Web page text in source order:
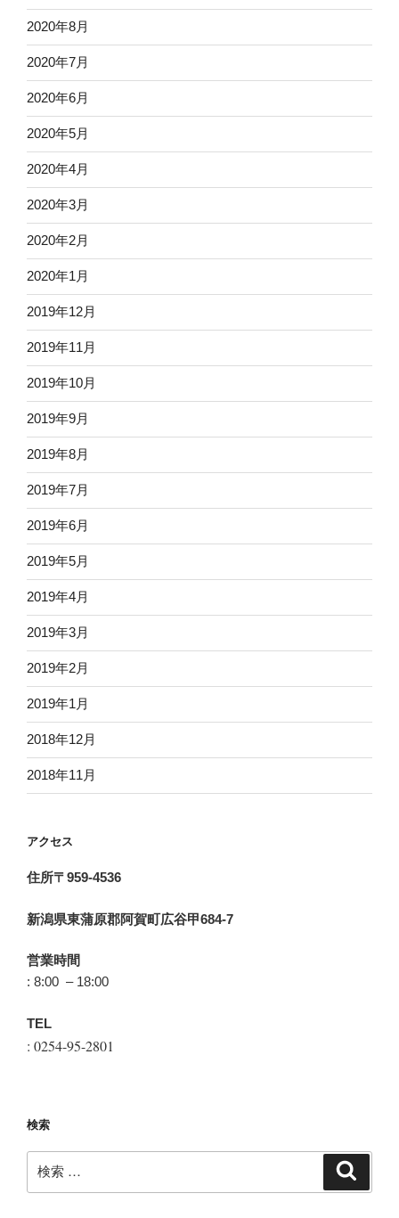
2020年8月
2020年7月
2020年6月
2020年5月
2020年4月
2020年3月
2020年2月
2020年1月
2019年12月
2019年11月
2019年10月
2019年9月
2019年8月
2019年7月
2019年6月
2019年5月
2019年4月
2019年3月
2019年2月
2019年1月
2018年12月
2018年11月
アクセス
住所〒959-4536
新潟県東蒲原郡阿賀町広谷甲684-7
営業時間
: 8:00 – 18:00
TEL
: 0254-95-2801
検索
検
索: